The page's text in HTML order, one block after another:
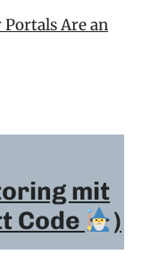
Are an
mit
Code
)